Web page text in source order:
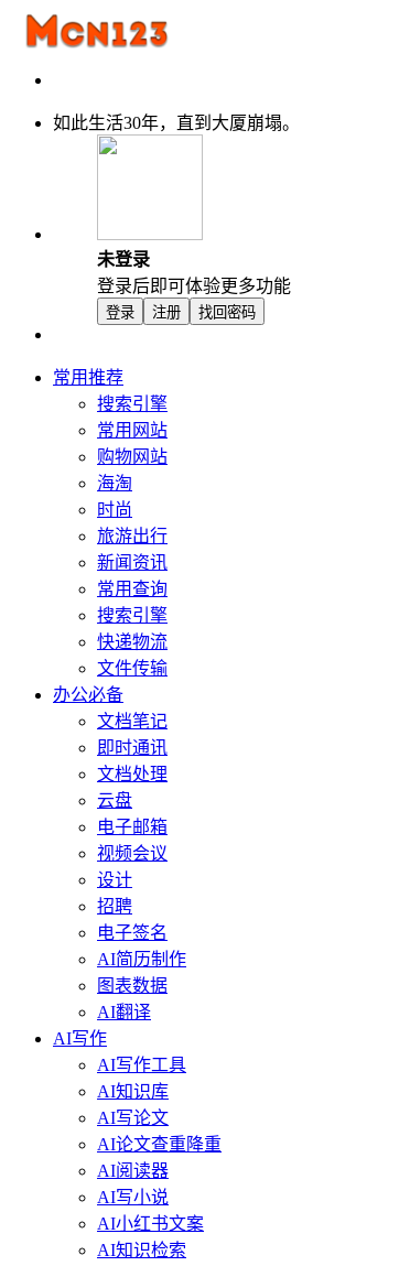
如此生活30年，直到大厦崩塌。
未登录
登录后即可体验更多功能
登录 注册 找回密码
常用推荐
搜索引擎
常用网站
购物网站
海淘
时尚
旅游出行
新闻资讯
常用查询
搜索引擎
快递物流
文件传输
办公必备
文档笔记
即时通讯
文档处理
云盘
电子邮箱
视频会议
设计
招聘
电子签名
AI简历制作
图表数据
AI翻译
AI写作
AI写作工具
AI知识库
AI写论文
AI论文查重降重
AI阅读器
AI写小说
AI小红书文案
AI知识检索